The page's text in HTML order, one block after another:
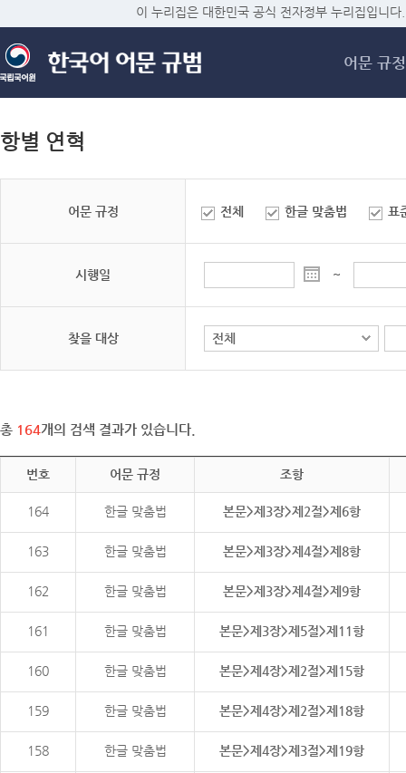
메
이 누리집은 대한민국 공식 전자정부 누리집입니다.
어문 규정
항별 연혁
어문 규정 전체 한글 맞춤법 표
시행일 ~
찾을 대상
총 164개의 검색 결과가 있습니다.
번호 어문 규정 조항
164 한글 맞춤법 본문>제3장>제2절>제6항
163 한글 맞춤법 본문>제3장>제4절>제8항
162 한글 맞춤법 본문>제3장>제4절>제9항
161 한글 맞춤법 본문>제3장>제5절>제11항
160 한글 맞춤법 본문>제4장>제2절>제15항
159 한글 맞춤법 본문>제4장>제2절>제18항
158 한글 맞춤법 본문>제4장>제3절>제19항